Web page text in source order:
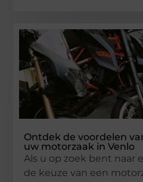
Ontdek de voordelen
uw motorzaak in Venlo
Als u op zoek bent naar
de keuze van een